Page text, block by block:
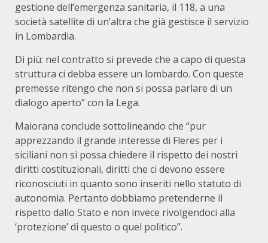
gestione dell’emergenza sanitaria, il 118, a una
società satellite di un’altra che già gestisce il servizio
in Lombardia.
Di più: nel contratto si prevede che a capo di questa
struttura ci debba essere un lombardo. Con queste
premesse ritengo che non si possa parlare di un
dialogo aperto” con la Lega.
Maiorana conclude sottolineando che “pur
apprezzando il grande interesse di Fleres per i
siciliani non si possa chiedere il rispetto dei nostri
diritti costituzionali, diritti che ci devono essere
riconosciuti in quanto sono inseriti nello statuto di
autonomia. Pertanto dobbiamo pretenderne il
rispetto dallo Stato e non invece rivolgendoci alla
‘protezione’ di questo o quel politico”.